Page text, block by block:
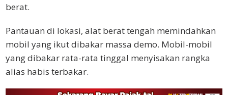
berat.
Pantauan di lokasi, alat berat tengah memindahkan
mobil yang ikut dibakar massa demo. Mobil-mobil
yang dibakar rata-rata tinggal menyisakan rangka
alias habis terbakar.